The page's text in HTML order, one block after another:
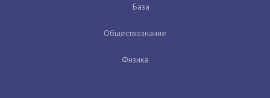
База
Обществознание
Физика